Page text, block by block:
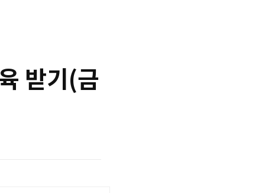
받기(금